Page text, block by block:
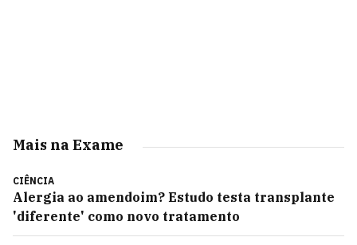
Mais na Exame
CIÊNCIA
Alergia ao amendoim? Estudo testa transplante
'diferente' como novo tratamento